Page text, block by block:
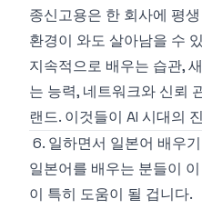
종신고용은 한 회사에 평
환경이 와도 살아남을 수
지속적으로 배우는 습관,
는 능력, 네트워크와 신뢰
랜드. 이것들이 AI 시대의
6. 일하면서 일본어 배우
일본어를 배우는 분들이
이 특히 도움이 될 겁니다.